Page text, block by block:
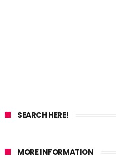
SEARCH HERE!
MORE INFORMATION